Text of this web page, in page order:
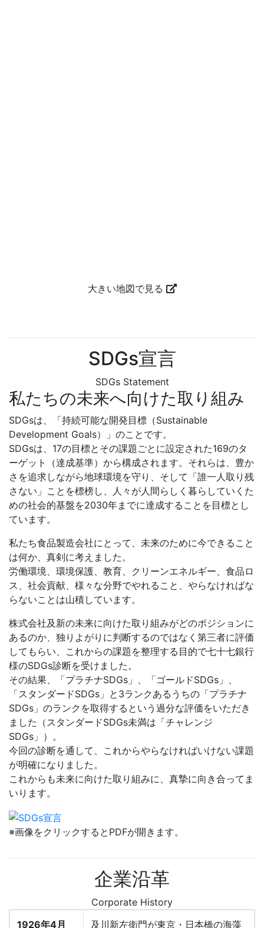
大きい地図で見る
SDGs宣言
SDGs Statement
私たちの未来へ向けた取り組み
SDGsは、「持続可能な開発目標（Sustainable
Development Goals）」のことです。
SDGsは、17の目標とその課題ごとに設定された169のタ
ーゲット（達成基準）から構成されます。それらは、豊か
さを追求しながら地球環境を守り、そして「誰一人取り残
さない」ことを標榜し、人々が人間らしく暮らしていくた
めの社会的基盤を2030年までに達成することを目標とし
ています。
私たち食品製造会社にとって、未来のために今できること
は何か、真剣に考えました。
労働環境、環境保護、教育、クリーンエネルギー、食品ロ
ス、社会貢献、様々な分野でやれること、やらなければな
らないことは山積しています。
株式会社及新の未来に向けた取り組みがどのポジションに
あるのか、独りよがりに判断するのではなく第三者に評価
してもらい、これからの課題を整理する目的で七十七銀行
様のSDGs診断を受けました。
その結果、「プラチナSDGs」、「ゴールドSDGs」、
「スタンダードSDGs」と3ランクあるうちの「プラチナ
SDGs」のランクを取得するという過分な評価をいただき
ました（スタンダードSDGs未満は「チャレンジ
SDGs」）。
今回の診断を通して、これからやらなければいけない課題
が明確になりました。
これからも未来に向けた取り組みに、真摯に向き合ってま
いります。
※画像をクリックするとPDFが開きます。
企業沿革
Corporate History
1926年4月
及川新左衛門が東京・日本橋の海藻